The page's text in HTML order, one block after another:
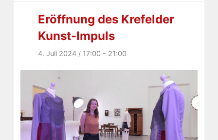
Eröffnung des Krefelder
Kunst-Impuls
4. Juli 2024 / 17:00- 21:00